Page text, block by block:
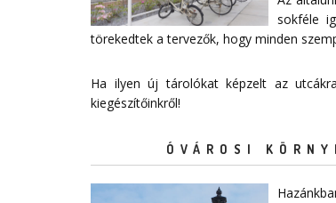
sokféle
törekedtek a tervezők, hogy minden
Ha ilyen új tárolókat képzelt az
kiegészítőinkről!
ÓVÁROSI